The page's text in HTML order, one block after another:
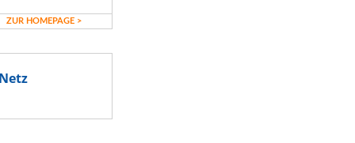
ZUR HOMEPAGE >